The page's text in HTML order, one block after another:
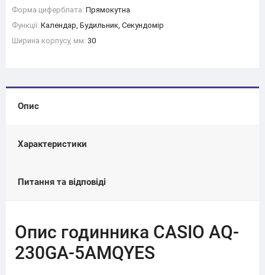
Форма циферблата: Прямокутна
Функції: Календар, Будильник, Секундомір
Ширина корпусу, мм: 30
Опис
Характеристики
Питання та відповіді
Опис годинника CASIO AQ-
230GA-5AMQYES